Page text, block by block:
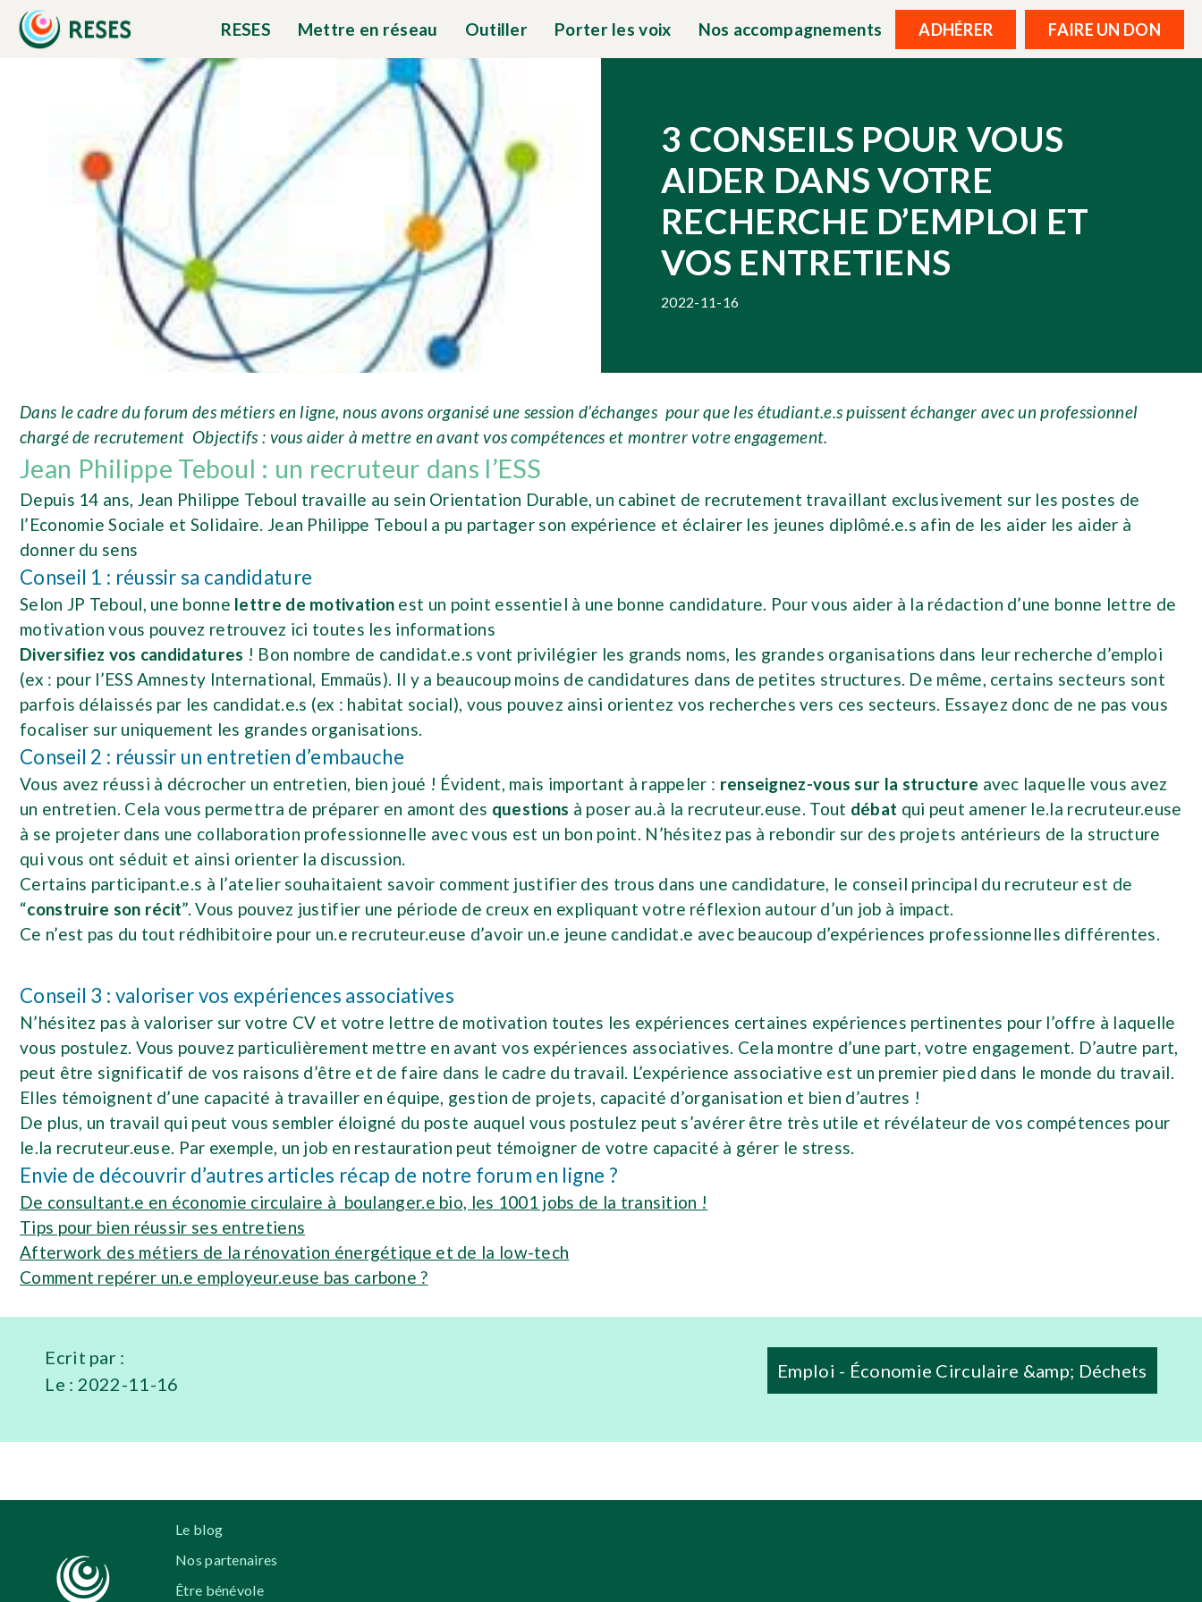
RESES Mettre en réseau Outiller Porter les voix Nos accompagnements ADHÉRER FAIRE UN DON
3 CONSEILS POUR VOUS
AIDER DANS VOTRE
RECHERCHE D’EMPLOI ET
VOS ENTRETIENS
2022-11-16
Dans le cadre du forum des métiers en ligne, nous avons organisé une session d’échanges pour que les étudiant.e.s puissent échanger avec un professionnel
chargé de recrutement Objectifs : vous aider à mettre en avant vos compétences et montrer votre engagement.
Jean Philippe Teboul : un recruteur dans l’ESS
Depuis 14 ans, Jean Philippe Teboul travaille au sein Orientation Durable, un cabinet de recrutement travaillant exclusivement sur les postes de
l’Economie Sociale et Solidaire. Jean Philippe Teboul a pu partager son expérience et éclairer les jeunes diplômé.e.s afin de les aider les aider à
donner du sens
Conseil 1 : réussir sa candidature
Selon JP Teboul, une bonne lettre de motivation est un point essentiel à une bonne candidature. Pour vous aider à la rédaction d’une bonne lettre de
motivation vous pouvez retrouvez ici toutes les informations
Diversifiez vos candidatures ! Bon nombre de candidat.e.s vont privilégier les grands noms, les grandes organisations dans leur recherche d’emploi
(ex : pour l’ESS Amnesty International, Emmaüs). Il y a beaucoup moins de candidatures dans de petites structures. De même, certains secteurs sont
parfois délaissés par les candidat.e.s (ex : habitat social), vous pouvez ainsi orientez vos recherches vers ces secteurs. Essayez donc de ne pas vous
focaliser sur uniquement les grandes organisations.
Conseil 2 : réussir un entretien d’embauche
Vous avez réussi à décrocher un entretien, bien joué ! Évident, mais important à rappeler : renseignez-vous sur la structure avec laquelle vous avez
un entretien. Cela vous permettra de préparer en amont des questions à poser au.à la recruteur.euse. Tout débat qui peut amener le.la recruteur.euse
à se projeter dans une collaboration professionnelle avec vous est un bon point. N’hésitez pas à rebondir sur des projets antérieurs de la structure
qui vous ont séduit et ainsi orienter la discussion.
Certains participant.e.s à l’atelier souhaitaient savoir comment justifier des trous dans une candidature, le conseil principal du recruteur est de
“construire son récit”. Vous pouvez justifier une période de creux en expliquant votre réflexion autour d’un job à impact.
Ce n’est pas du tout rédhibitoire pour un.e recruteur.euse d’avoir un.e jeune candidat.e avec beaucoup d’expériences professionnelles différentes.
Conseil 3 : valoriser vos expériences associatives
N’hésitez pas à valoriser sur votre CV et votre lettre de motivation toutes les expériences certaines expériences pertinentes pour l’offre à laquelle
vous postulez. Vous pouvez particulièrement mettre en avant vos expériences associatives. Cela montre d’une part, votre engagement. D’autre part,
peut être significatif de vos raisons d’être et de faire dans le cadre du travail. L’expérience associative est un premier pied dans le monde du travail.
Elles témoignent d’une capacité à travailler en équipe, gestion de projets, capacité d’organisation et bien d’autres !
De plus, un travail qui peut vous sembler éloigné du poste auquel vous postulez peut s’avérer être très utile et révélateur de vos compétences pour
le.la recruteur.euse. Par exemple, un job en restauration peut témoigner de votre capacité à gérer le stress.
Envie de découvrir d’autres articles récap de notre forum en ligne ?
De consultant.e en économie circulaire à boulanger.e bio, les 1001 jobs de la transition !
Tips pour bien réussir ses entretiens
Afterwork des métiers de la rénovation énergétique et de la low-tech
Comment repérer un.e employeur.euse bas carbone ?
Ecrit par :
Le : 2022-11-16
Emploi - Économie Circulaire &amp; Déchets
Le blog
Nos partenaires
Être bénévole